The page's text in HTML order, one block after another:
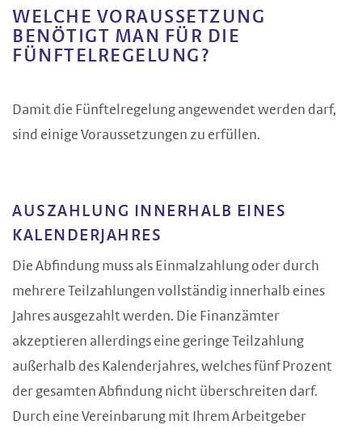
WELCHE VORAUSSETZUNG
BENÖTIGT MAN FÜR DIE
FÜNFTELREGELUNG?
Damit die Fünftelregelung angewendet werden darf,
sind einige Voraussetzungen zu erfüllen.
AUSZAHLUNG INNERHALB EINES
KALENDERJAHRES
Die Abfindung muss als Einmalzahlung oder durch
mehrere Teilzahlungen vollständig innerhalb eines
Jahres ausgezahlt werden. Die Finanzämter
akzeptieren allerdings eine geringe Teilzahlung
außerhalb des Kalenderjahres, welches fünf Prozent
der gesamten Abfindung nicht überschreiten darf.
Durch eine Vereinbarung mit Ihrem Arbeitgeber